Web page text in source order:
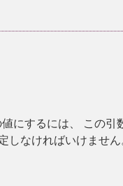
にするには、 この
なければいけません